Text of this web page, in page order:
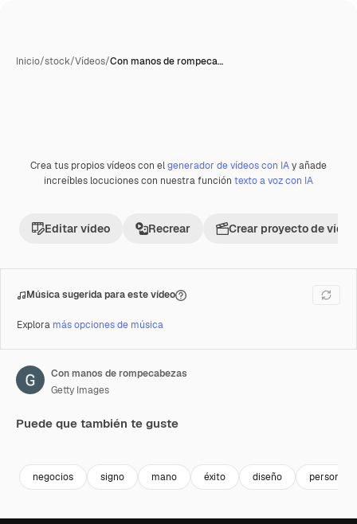
Inicio/stock/Vídeos/Con manos de rompeca…
Premium
Crea tus propios vídeos con elgenerador de vídeos con IAy añade
increíbles locuciones con nuestra función texto a voz con IA
Editar vídeo Recrear Crear proyecto de vídeo
Música sugerida para este vídeo
Explora más opciones de música
Con manos de rompecabezas
Getty Images
Puede que también te guste
negocios signo mano éxito diseño personas